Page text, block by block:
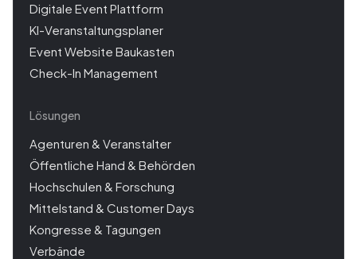
Digitale Event Plattform
KI-Veranstaltungsplaner
Event Website Baukasten
Check-In Management
Lösungen
Agenturen & Veranstalter
Öffentliche Hand & Behörden
Hochschulen & Forschung
Mittelstand & Customer Days
Kongresse & Tagungen
Verbände